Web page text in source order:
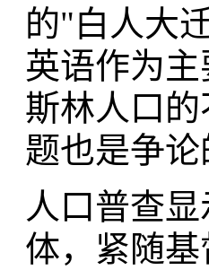
的"白人大
英语作为
斯林人口
题也是争论
人口普查
体，紧随